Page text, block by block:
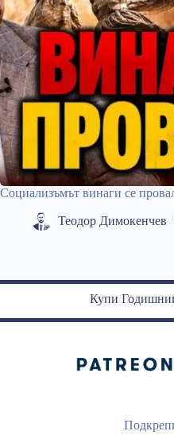
Социализъмът винаги се
Теодор Димокенчев
Купи